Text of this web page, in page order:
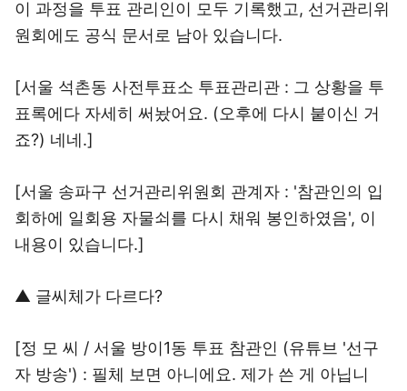
이 과정을 투표 관리인이 모두 기록했고, 선거관리위
원회에도 공식 문서로 남아 있습니다.
[서울 석촌동 사전투표소 투표관리관 : 그 상황을 투
표록에다 자세히 써놨어요. (오후에 다시 붙이신 거
죠?) 네네.]
[서울 송파구 선거관리위원회 관계자 : '참관인의 입
회하에 일회용 자물쇠를 다시 채워 봉인하였음', 이
내용이 있습니다.]
▲ 글씨체가 다르다?
[정 모 씨 / 서울 방이1동 투표 참관인 (유튜브 '선구
자 방송') : 필체 보면 아니에요. 제가 쓴 게 아닙니